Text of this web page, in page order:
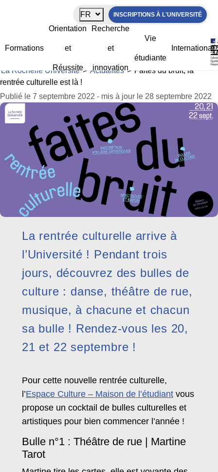
FR INSCRIPTIONS À L'UNIVERSITÉ
Formations
Orientation
et
Réussite
Recherche
et
innovation
Vie
étudiante
International
Faites du bruit, la rentrée culturelle est
La Rochelle Université> Actualités> Faites du bruit, la
rentrée culturelle est là !
Publié le 7 septembre 2022 - mis à jour le 28 septembre 2022
La rentrée culturelle arrive à
l’Université ! Pendant trois
jours, découvrez des bulles de
culture : danse, théâtre de rue,
musique, à chacune et chacun
sa bulle ! Rendez-vous les 20,
21 et 22 septembre !
Pour cette nouvelle rentrée culturelle,
l’Espace Culture – Maison de l’étudiant vous
propose un cocktail de bulles culturelles et
artistiques pour bien commencer l’année !
Bulle n°1 : Théâtre de rue | Martine
Tarot
Panneau de gestion des cookies